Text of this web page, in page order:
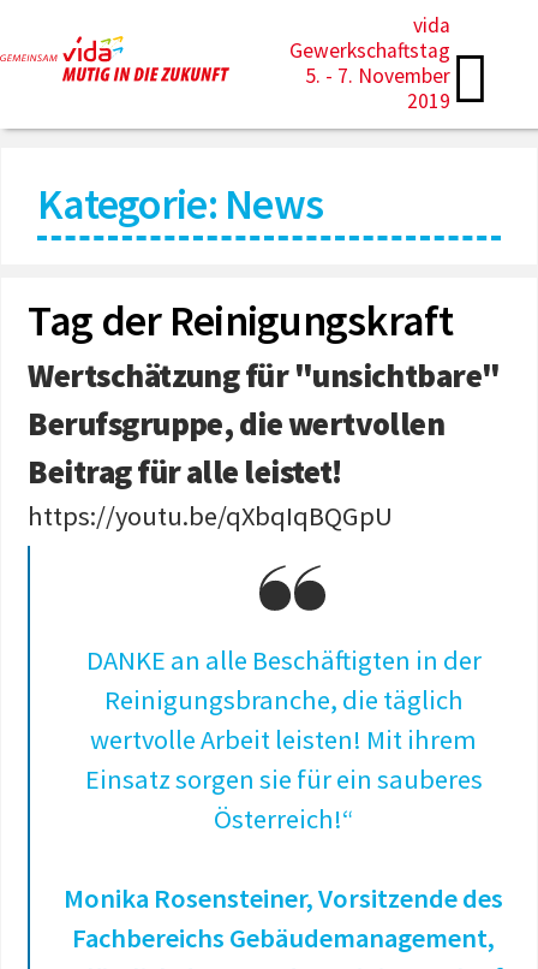
vida
Gewerkschaftstag
5. - 7. November
2019
Kategorie: News
Tag der Reinigungskraft
Wertschätzung für "unsichtbare"
Berufsgruppe, die wertvollen
Beitrag für alle leistet!
https://youtu.be/qXbqIqBQGpU
DANKE an alle Beschäftigten in der
Reinigungsbranche, die täglich
wertvolle Arbeit leisten! Mit ihrem
Einsatz sorgen sie für ein sauberes
Österreich!“
Monika Rosensteiner, Vorsitzende des
Fachbereichs Gebäudemanagement,